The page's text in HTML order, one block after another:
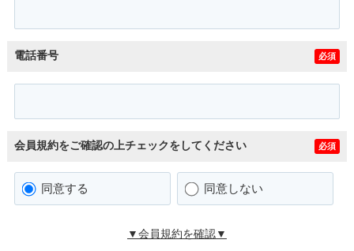
電話番号 必須
会員規約をご確認の上チェックをしてください 必須
同意する 同意しない
▼会員規約を確認▼